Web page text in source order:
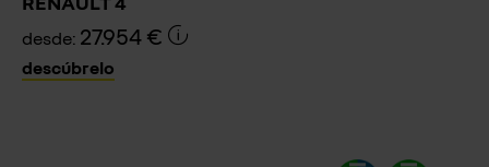
desde: 27.954 €
descúbrelo